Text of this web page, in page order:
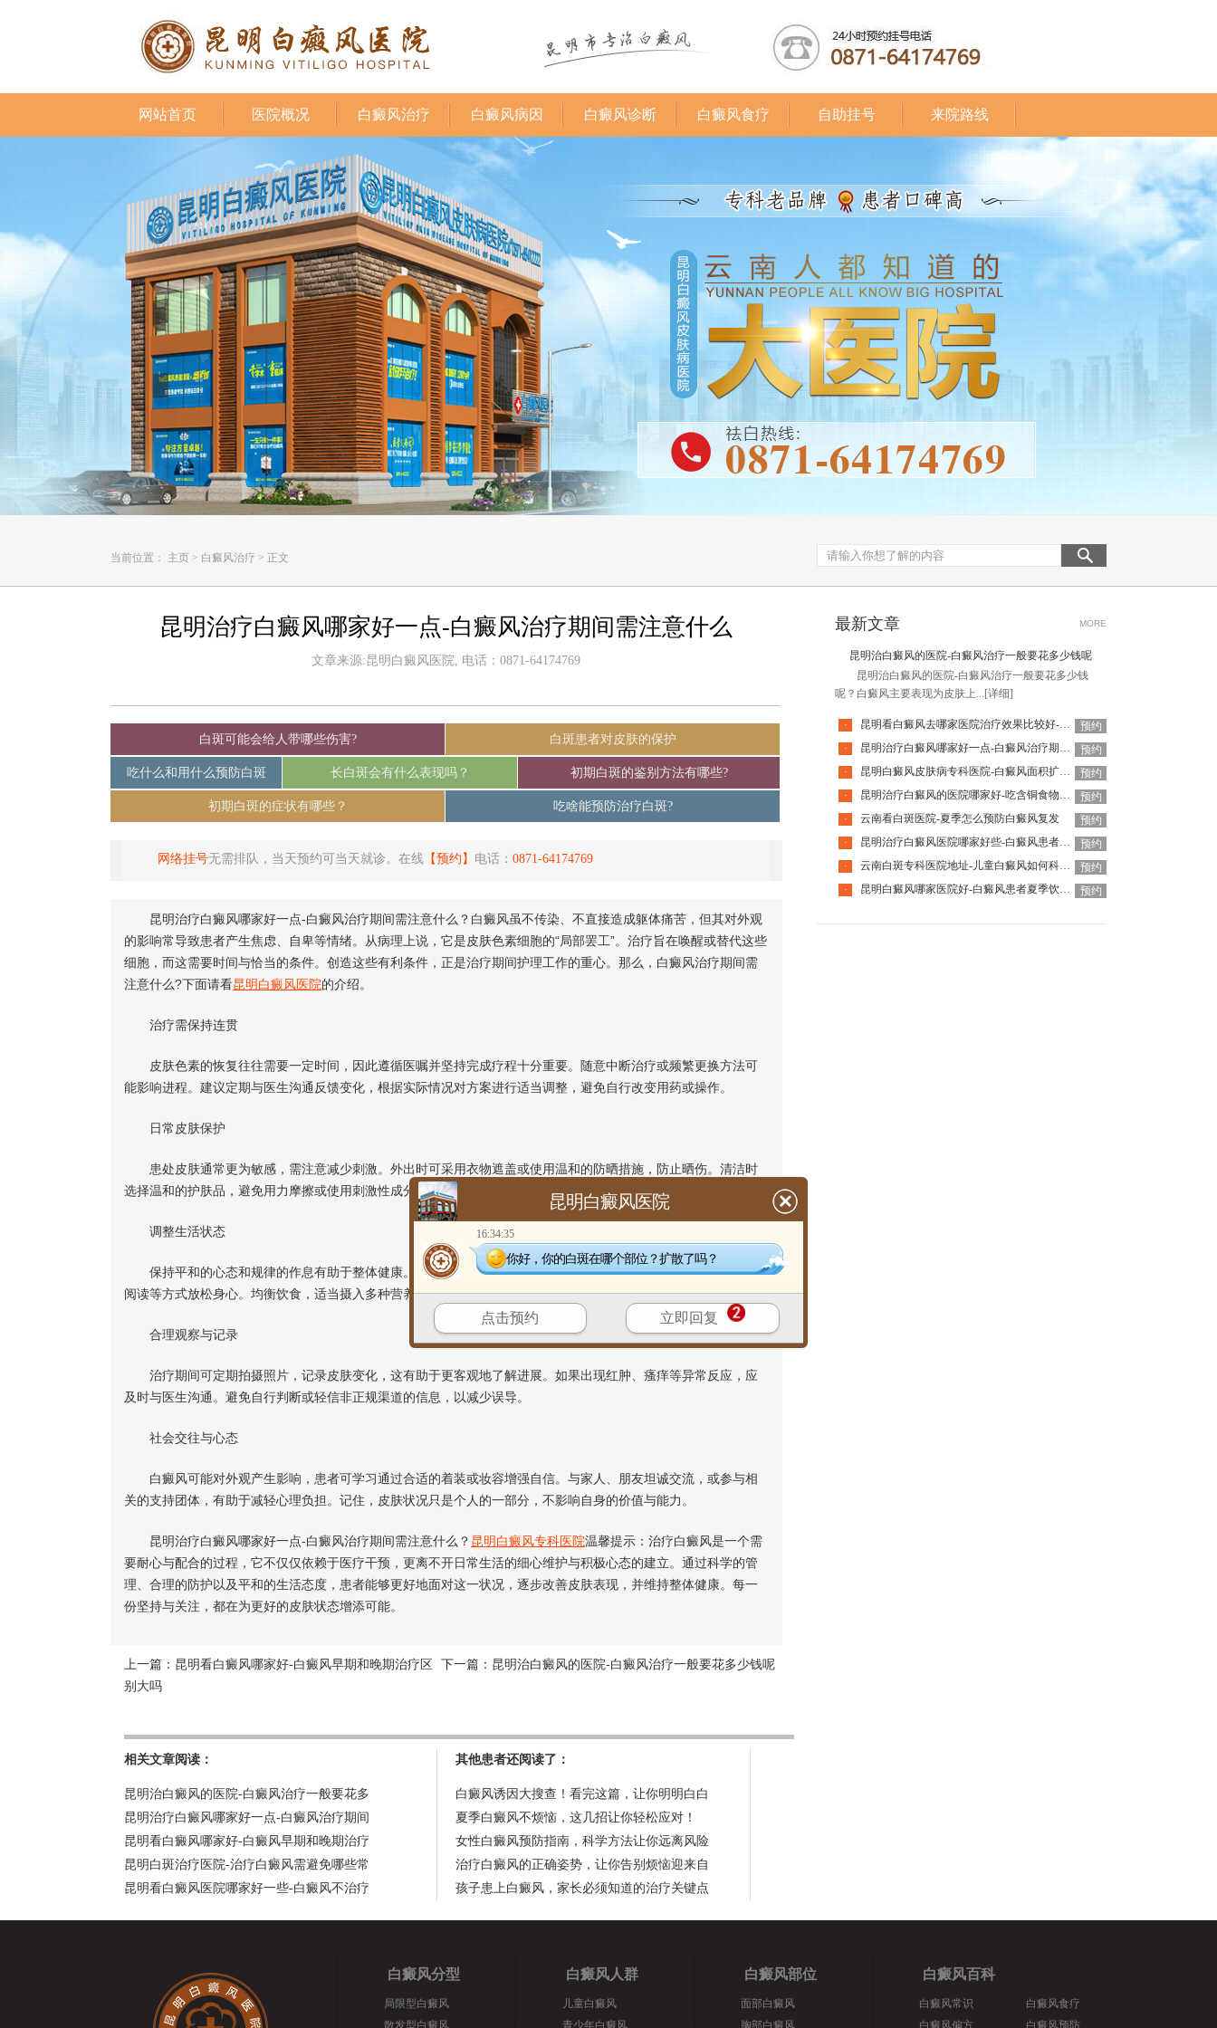
网站首页 医院概况 白癜风治疗 白癜风病因 白癜风诊断 白癜风食疗 自助挂号 来院路线
当前位置： 主页 > 白癜风治疗 > 正文
昆明治疗白癜风哪家好一点-白癜风治疗期间需注意什么
文章来源:昆明白癜风医院, 电话：0871-64174769
白斑可能会给人带哪些伤害? 白斑患者对皮肤的保护
吃什么和用什么预防白斑 长白斑会有什么表现吗？ 初期白斑的鉴别方法有哪些?
初期白斑的症状有哪些？ 吃啥能预防治疗白斑?
网络挂号无需排队，当天预约可当天就诊。在线 【预约】 电话： 0871-64174769
昆明治疗白癜风哪家好一点-白癜风治疗期间需注意什么？白癜风虽不传染、不直接造成躯体痛苦，但其对外观
的影响常导致患者产生焦虑、自卑等情绪。从病理上说，它是皮肤色素细胞的“局部罢工”。治疗旨在唤醒或替代这些
细胞，而这需要时间与恰当的条件。创造这些有利条件，正是治疗期间护理工作的重心。那么，白癜风治疗期间需
注意什么?下面请看昆明白癜风医院的介绍。
治疗需保持连贯
皮肤色素的恢复往往需要一定时间，因此遵循医嘱并坚持完成疗程十分重要。随意中断治疗或频繁更换方法可
能影响进程。建议定期与医生沟通反馈变化，根据实际情况对方案进行适当调整，避免自行改变用药或操作。
日常皮肤保护
患处皮肤通常更为敏感，需注意减少刺激。外出时可采用衣物遮盖或使用温和的防晒措施，防止晒伤。清洁时
选择温和的护肤品，避免用力摩擦或使用刺激性成分。同时注意防止外伤，因皮肤损伤可能出现新的色素减退。
调整生活状态
保持平和的心态和规律的作息有助于整体健康。压力过大或情绪波动可能对状况产生影响，可尝试通过散步、
阅读等方式放松身心。均衡饮食，适当摄入多种营养素，但无需过度依赖特定食物，避免偏信“食疗”替代正规治疗。
合理观察与记录
治疗期间可定期拍摄照片，记录皮肤变化，这有助于更客观地了解进展。如果出现红肿、瘙痒等异常反应，应
及时与医生沟通。避免自行判断或轻信非正规渠道的信息，以减少误导。
社会交往与心态
白癜风可能对外观产生影响，患者可学习通过合适的着装或妆容增强自信。与家人、朋友坦诚交流，或参与相
关的支持团体，有助于减轻心理负担。记住，皮肤状况只是个人的一部分，不影响自身的价值与能力。
昆明治疗白癜风哪家好一点-白癜风治疗期间需注意什么？ 昆明白癜风专科医院温馨提示：治疗白癜风是一个需
要耐心与配合的过程，它不仅仅依赖于医疗干预，更离不开日常生活的细心维护与积极心态的建立。通过科学的管
理、合理的防护以及平和的生活态度，患者能够更好地面对这一状况，逐步改善皮肤表现，并维持整体健康。每一
份坚持与关注，都在为更好的皮肤状态增添可能。
上一篇： 昆明看白癜风哪家好-白癜风早期和晚期治疗区
别大吗
下一篇： 昆明治白癜风的医院-白癜风治疗一般要花多少钱呢
相关文章阅读：
昆明治白癜风的医院-白癜风治疗一般要花多
昆明治疗白癜风哪家好一点-白癜风治疗期间
昆明看白癜风哪家好-白癜风早期和晚期治疗
昆明白斑治疗医院-治疗白癜风需避免哪些常
昆明看白癜风医院哪家好一些-白癜风不治疗
其他患者还阅读了：
白癜风诱因大搜查！看完这篇，让你明明白白
夏季白癜风不烦恼，这几招让你轻松应对！
女性白癜风预防指南，科学方法让你远离风险
治疗白癜风的正确姿势，让你告别烦恼迎来自
孩子患上白癜风，家长必须知道的治疗关键点
最新文章 MORE
昆明治白癜风的医院-白癜风治疗一般要花多少钱呢
昆明治白癜风的医院-白癜风治疗一般要花多少钱
呢？白癜风主要表现为皮肤上... [详细]
· 昆明看白癜风去哪家医院治疗效果比较好-老年白癜风更容易恶化吗
预约
·
昆明治疗白癜风哪家好一点-白癜风治疗期间需注意什么
预约
·
昆明白癜风皮肤病专科医院-白癜风面积扩大意味着什么
预约
·
昆明治疗白癜风的医院哪家好-吃含铜食物对白癜风好吗
预约
·
云南看白斑医院-夏季怎么预防白癜风复发
预约
·
昆明治疗白癜风医院哪家好些-白癜风患者饮食该注意什么
预约
·
云南白斑专科医院地址-儿童白癜风如何科学护理
预约
·
昆明白癜风哪家医院好-白癜风患者夏季饮食该注意什么 预约
白癜风分型
局限型白癜风
散发型白癜风
白癜风人群
儿童白癜风
青少年白癜风
白癜风部位
面部白癜风
胸部白癜风
白癜风百科
白癜风常识
白癜风偏方
白癜风食疗
白癜风预防
昆明白癜风医院
16:34:35
你好，你的白斑在哪个部位？扩散了吗？
点击预约 立即回复